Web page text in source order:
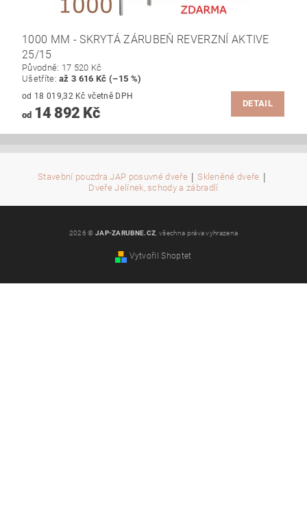
1000 MM - SKRYTÁ ZÁRUBEŇ REVERZNÍ AKTIVE
25/15
Původně: 17 520 Kč
Ušetříte:až 3 616 Kč (–15 %)
od 18 019,32 Kč včetně DPH
od14 892 Kč
DETAIL
Stavební pouzdra JAP posuvné dveře | Skleněné dveře |
Dveře Jelínek, schody a zábradlí
2026 © JAP-ZARUBNE.CZ , všechna práva vyhrazena
Vytvořil Shoptet